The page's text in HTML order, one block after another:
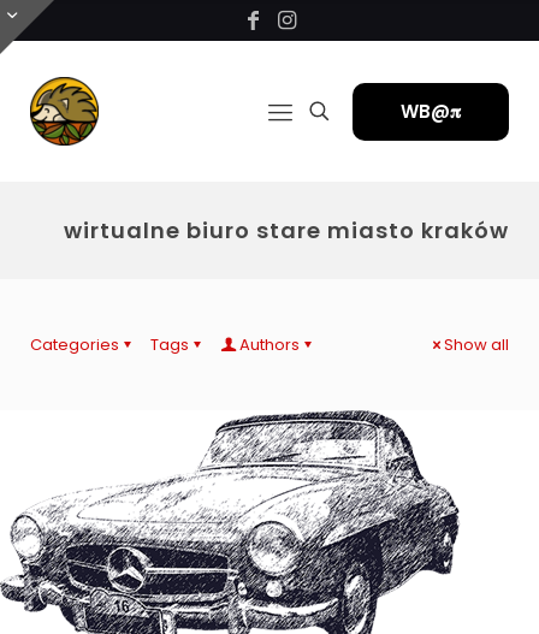
WB@𝛑
wirtualne biuro stare miasto kraków
Categories Tags Authors Show all